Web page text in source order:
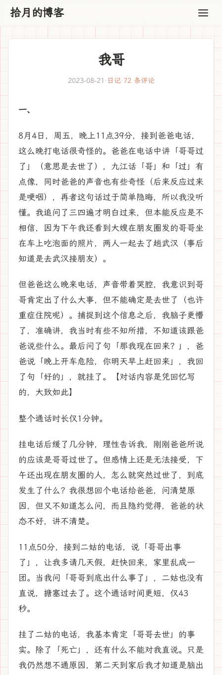
拾月的博客
我哥
2023-08-21 · 日记·72 条评论
一、
8月4日，周五，晚上11点39分，接到爸爸电话，
这么晚打电话很奇怪的。爸爸在电话中讲「哥哥过
了」（意思是去世了），九江话「哥」和「过」有
点像，同时爸爸的声音也有些奇怪（后来反应过来
是哽咽），再者这句话过于简单隐晦，所以我没听
懂。我追问了三四遍才明白过来，但本能反应是不
相信，因为下午我还看到大嫂在朋友圈发的哥哥坐
在车上吃泡面的照片，两人一起去了趟武汉（事后
知道是去武汉接朋友）。
但爸爸这么晚来电话，声音带着哭腔，我意识到哥
哥肯定出了什么大事，但不能确定是去世了（也许
重症住院呢）。捕捉到这个信息之后，我脑子更懵
了，准确讲，我当时有些不知所措，不知道该跟爸
爸说些什么。最后问了句「那我现在回来？」，爸
爸说「晚上开车危险，你明天早上赶回来」，我回
了句「好的」，就挂了。【对话内容是凭回忆写
的，大致如此】
整个通话时长仅1分钟。
挂电话后缓了几分钟，理性告诉我，刚刚爸爸所说
的应该是哥哥过世了。但感情上还是无法接受，下
午还出现在朋友圈的人，怎么就突然过世了，到底
发生了什么？我很想回个电话给爸爸，问清楚原
因，但又不知道怎么问，而且隐约觉得，爸爸的状
态不好，讲不清楚。
11点50分，接到二姑的电话，说「哥哥出事
了」，让我多请几天假，赶快回来，家里乱成一
团。当我问「哥哥到底出什么事了」，二姑也没有
直说，搪塞过去了。这个通话时间更短，仅43
秒。
挂了二姑的电话，我基本肯定「哥哥去世」的事
实。除了「死亡」，还有什么不能对我直说。只是
我仍然想不通原因，第二天到家后我才知道是脑出